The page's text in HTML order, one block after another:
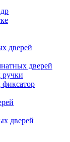
дверей
дверей
ручки
фиксатор
дверей